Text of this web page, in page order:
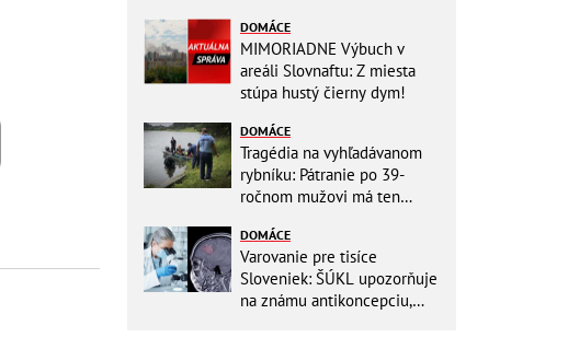
DOMÁCE
MIMORIADNE Výbuch v
areáli Slovnaftu: Z miesta
stúpa hustý čierny dym!
DOMÁCE
Tragédia na vyhľadávanom
rybníku: Pátranie po 39-
ročnom mužovi má ten
DOMÁCE
Varovanie pre tisíce
Sloveniek: ŠÚKL upozorňuje
na známu antikoncepciu,